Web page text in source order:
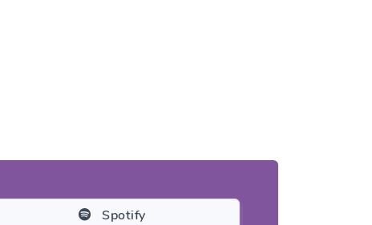
Spotify